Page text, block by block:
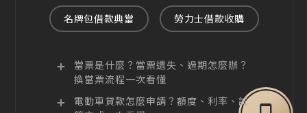
名牌包借款典當 勞力士借款收購
當票是什麼？當票遺失、過期怎麼辦？
換當票流程一次看懂
電動車貸款怎麼申請？額度、利率、試